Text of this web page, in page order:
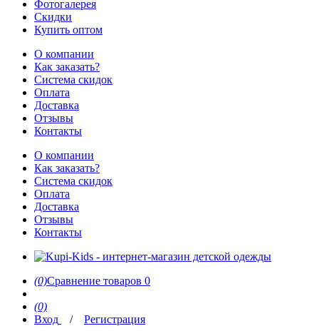
Фотогалерея
Скидки
Купить оптом
О компании
Как заказать?
Система скидок
Оплата
Доставка
Отзывы
Контакты
О компании
Как заказать?
Система скидок
Оплата
Доставка
Отзывы
Контакты
(0)Сравнение товаров 0
(0)
Вход
/
Регистрация